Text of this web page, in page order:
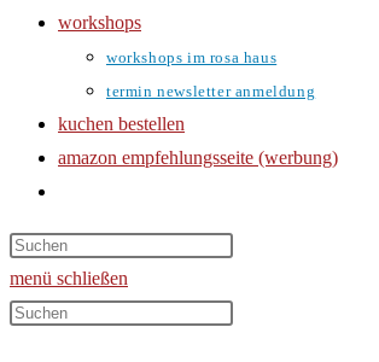
workshops
workshops im rosa haus
termin newsletter anmeldung
kuchen bestellen
amazon empfehlungsseite (werbung)
umschalten
menü schließen
Diese